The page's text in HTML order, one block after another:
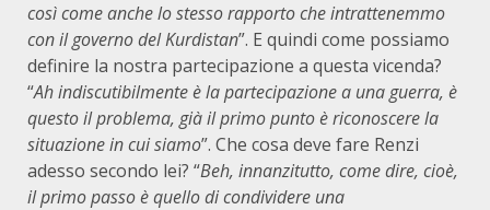
così come anche lo stesso rapporto che intrattenemmo
con il governo del Kurdistan”. E quindi come possiamo
definire la nostra partecipazione a questa vicenda?
“Ah indiscutibilmente è la partecipazione a una guerra, è
questo il problema, già il primo punto è riconoscere la
situazione in cui siamo”. Che cosa deve fare Renzi
adesso secondo lei? “Beh, innanzitutto, come dire, cioè,
il primo passo è quello di condividere una